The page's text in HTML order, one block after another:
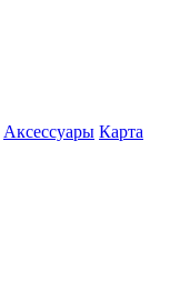
Аксессуары Карта